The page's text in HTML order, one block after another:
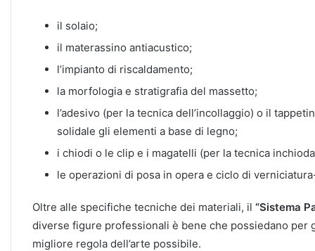
il solaio;
il materassino antiacustico;
l’impianto di riscaldamento;
la morfologia e stratigrafia del massetto;
l’adesivo (per la tecnica dell’incollaggio) o il
solidale gli elementi a base di legno;
i chiodi o le clip e i magatelli (per la tecnica
le operazioni di posa in opera e ciclo di
Oltre alle specifiche tecniche dei materiali, il “Sistema
diverse figure professionali è bene che possiedano per
migliore regola dell’arte possibile.